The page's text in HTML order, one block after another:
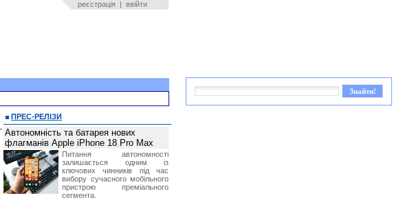
реєстрація | ввійти
ПРЕС-РЕЛІЗИ
Автономність та батарея нових
флагманів Apple iPhone 18 Pro Max
Питання автономності
залишається одним із
ключових чинників під час
вибору сучасного мобільного
пристрою преміального
сегмента.